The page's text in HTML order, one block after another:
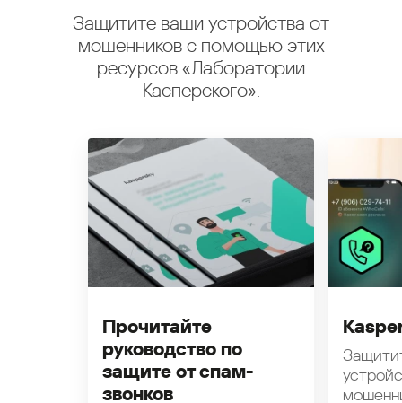
Защитите ваши устройства от
мошенников с помощью этих
ресурсов «Лаборатории
Касперского».
Прочитайте
руководство по
защите от спам-
звонков